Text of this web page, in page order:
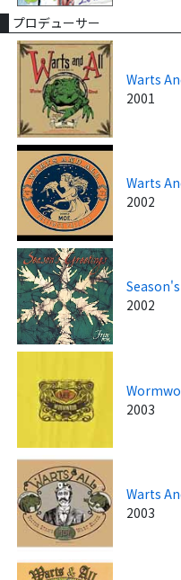
プロデューサー
Warts
2001
Warts
2002
2002
2003
Warts
2003